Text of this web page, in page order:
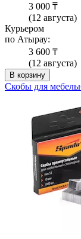
3 000 ₸
(12 августа)
Курьером
по Атырау:
3 600 ₸
(12 августа)
В корзину
Скобы для